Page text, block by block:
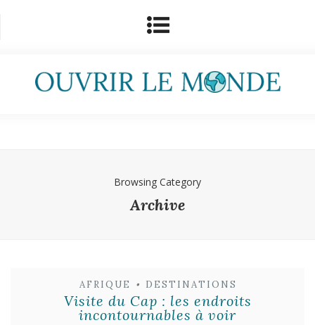
Browsing Category
Archive
AFRIQUE • DESTINATIONS
Visite du Cap : les endroits
incontournables à voir